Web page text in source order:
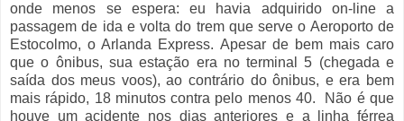
onde menos se espera: eu havia adquirido on-line a
passagem de ida e volta do trem que serve o Aeroporto de
Estocolmo, o Arlanda Express. Apesar de bem mais caro
que o ônibus, sua estação era no terminal 5 (chegada e
saída dos meus voos), ao contrário do ônibus, e era bem
mais rápido, 18 minutos contra pelo menos 40. Não é que
houve um acidente nos dias anteriores e a linha férrea